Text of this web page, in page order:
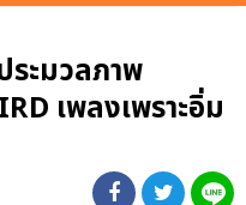
ระมวลภาพ
เพลงเพราะอิ่ม